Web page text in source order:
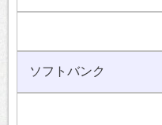
ソフトバンク